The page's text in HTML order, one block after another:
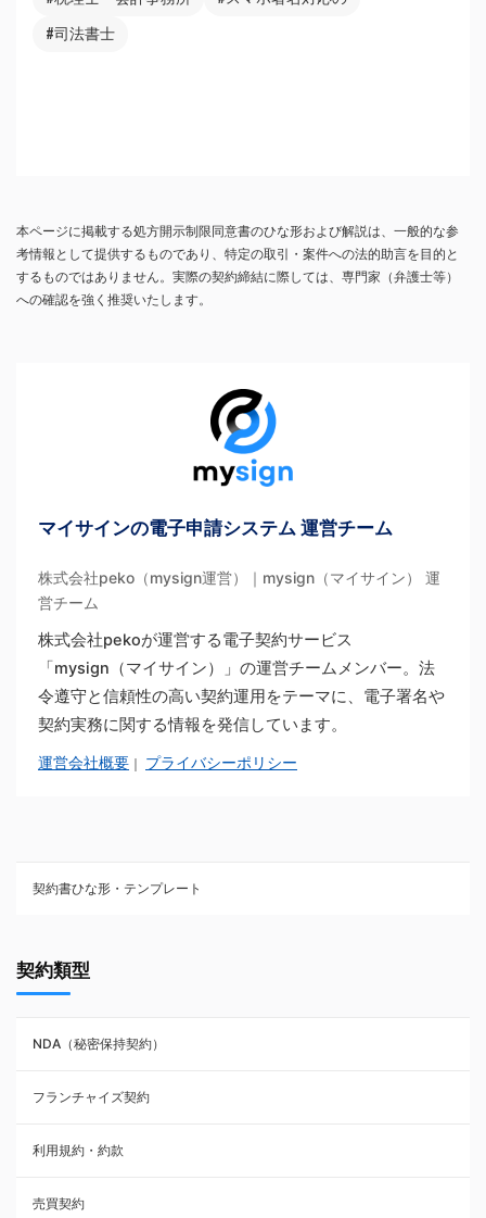
#司法書士
本ページに掲載する処方開示制限同意書のひな形および解説は、一般的な参
考情報として提供するものであり、特定の取引・案件への法的助言を目的と
するものではありません。実際の契約締結に際しては、専門家（弁護士等）
への確認を強く推奨いたします。
マイサインの電子申請システム 運営チーム
株式会社peko（mysign運営）｜mysign（マイサイン） 運
営チーム
株式会社pekoが運営する電子契約サービス
「mysign（マイサイン）」の運営チームメンバー。法
令遵守と信頼性の高い契約運用をテーマに、電子署名や
契約実務に関する情報を発信しています。
運営会社概要 ｜ プライバシーポリシー
契約書ひな形・テンプレート
NDA（秘密保持契約）
業務委託契約
利用規約・約款
覚書・合意書・同意書
承諾書
契約類型
NDA（秘密保持契約）
フランチャイズ契約
利用規約・約款
売買契約